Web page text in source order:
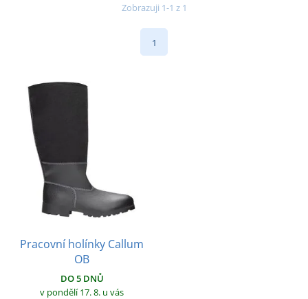
Zobrazuji 1-1 z 1
1
Pracovní holínky Callum
OB
DO 5 DNŮ
v pondělí 17. 8. u vás